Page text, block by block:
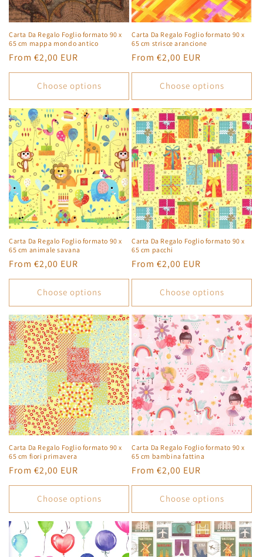
o
n
:
Carta Da Regalo Foglio formato 90 x
65 cm mappa mondo antico
Regular
price
From €2,00 EUR
Choose options
Carta Da Regalo Foglio formato 90 x
65 cm strisce arancione
Regular
price
From €2,00 EUR
Choose options
Carta Da Regalo Foglio formato 90 x
65 cm animale savana
Regular
price
From €2,00 EUR
Choose options
Carta Da Regalo Foglio formato 90 x
65 cm pacchi
Regular
price
From €2,00 EUR
Choose options
Carta Da Regalo Foglio formato 90 x
65 cm fiori primavera
Regular
price
From €2,00 EUR
Choose options
Carta Da Regalo Foglio formato 90 x
65 cm bambina fattina
Regular
price
From €2,00 EUR
Choose options